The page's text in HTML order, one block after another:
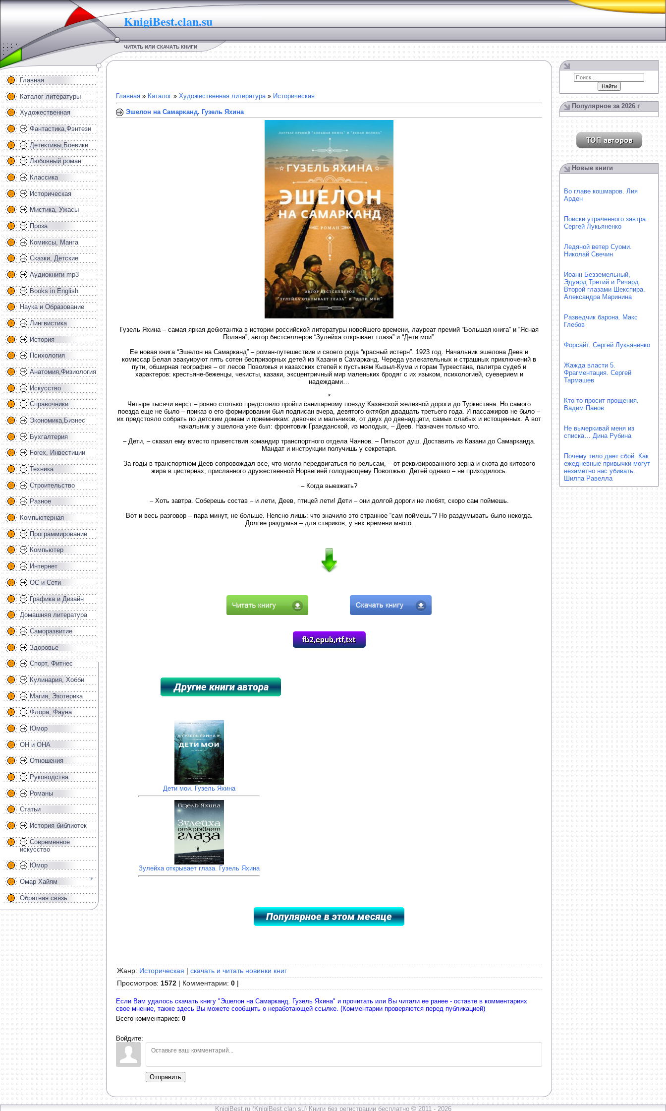
KnigiBest.clan.su
ЧИТАТЬ ИЛИ СКАЧАТЬ КНИГИ
Главная
Каталог литературы
Художественная
Фантастика,Фэнтези
Детективы,Боевики
Любовный роман
Классика
Историческая
Мистика, Ужасы
Проза
Комиксы, Манга
Сказки, Детские
Аудиокниги mp3
Books in English
Наука и Образование
Лингвистика
История
Психология
Анатомия,Физиология
Искусство
Справочники
Экономика,Бизнес
Бухгалтерия
Forex, Инвестиции
Техника
Строительство
Разное
Компьютерная
Программирование
Компьютер
Интернет
ОС и Сети
Графика и Дизайн
Домашняя литература
Саморазвитие
Здоровье
Спорт, Фитнес
Кулинария, Хобби
Магия, Эзотерика
Флора, Фауна
Юмор
ОН и ОНА
Отношения
Руководства
Романы
Статьи
История библиотек
Современное
искусство
Юмор
Омар Хайям
Обратная связь
Главная » Каталог » Художественная литература» Историческая
Эшелон на Самарканд. Гузель Яхина
Гузель Яхина – самая яркая дебютантка в истории российской литературы новейшего времени, лауреат премий “Большая книга” и “Ясная
Поляна”, автор бестселлеров “Зулейха открывает глаза” и “Дети мои”.
Ее новая книга “Эшелон на Самарканд” – роман-путешествие и своего рода “красный истерн”. 1923 год. Начальник эшелона Деев и
комиссар Белая эвакуируют пять сотен беспризорных детей из Казани в Самарканд. Череда увлекательных и страшных приключений в
пути, обширная география – от лесов Поволжья и казахских степей к пустыням Кызыл-Кума и горам Туркестана, палитра судеб и
характеров: крестьяне-беженцы, чекисты, казаки, эксцентричный мир маленьких бродяг с их языком, психологией, суеверием и
надеждами…
*
Четыре тысячи верст – ровно столько предстояло пройти санитарному поезду Казанской железной дороги до Туркестана. Но самого
поезда еще не было – приказ о его формировании был подписан вчера, девятого октября двадцать третьего года. И пассажиров не было –
их предстояло собрать по детским домам и приемникам: девочек и мальчиков, от двух до двенадцати, самых слабых и истощенных. А вот
начальник у эшелона уже был: фронтовик Гражданской, из молодых, – Деев. Назначен только что.
– Дети, – сказал ему вместо приветствия командир транспортного отдела Чаянов. – Пятьсот душ. Доставить из Казани до Самарканда.
Мандат и инструкции получишь у секретаря.
За годы в транспортном Деев сопровождал все, что могло передвигаться по рельсам, – от реквизированного зерна и скота до китового
жира в цистернах, присланного дружественной Норвегией голодающему Поволжью. Детей однако – не приходилось.
– Когда выезжать?
– Хоть завтра. Соберешь состав – и лети, Деев, птицей лети! Дети – они долгой дороги не любят, скоро сам поймешь.
Вот и весь разговор – пара минут, не больше. Неясно лишь: что значило это странное “сам поймешь”? Но раздумывать было некогда.
Долгие раздумья – для стариков, у них времени много.
Дети мои. Гузель Яхина
Зулейха открывает глаза. Гузель Яхина
Жанр: Историческая | скачать и читать новинки книг
Просмотров: 1572 | Комментарии: 0 |
Если Вам удалось скачать книгу "Эшелон на Самарканд. Гузель Яхина" и прочитать или Вы читали ее ранее - оставте в комментариях
свое мнение, также здесь Вы можете сообщить о неработающей ссылке. (Комментарии проверяются перед публикацией)
Всего комментариев: 0
Войдите:
Отправить
Популярное за 2026 г
Новые книги
Во главе кошмаров. Лия
Арден
Поиски утраченного завтра.
Сергей Лукьяненко
Ледяной ветер Суоми.
Николай Свечин
Иоанн Безземельный,
Эдуард Третий и Ричард
Второй глазами Шекспира.
Александра Маринина
Разведчик барона. Макс
Глебов
Форсайт. Сергей Лукьяненко
Жажда власти 5.
Фрагментация. Сергей
Тармашев
Кто-то просит прощения.
Вадим Панов
Не вычеркивай меня из
списка… Дина Рубина
Почему тело дает сбой. Как
ежедневные привычки могут
незаметно нас убивать.
Шилпа Равелла
KnigiBest.ru (KnigiBest.clan.su) Книги без регистрации бесплатно © 2011 - 2026